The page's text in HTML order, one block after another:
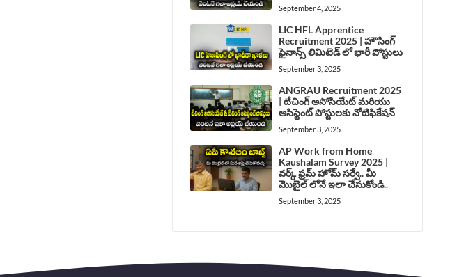
September 4, 2025
LIC HFL Apprentice
Recruitment 2025 | హౌసింగ్
ఫైనాన్స్ లిమిటెడ్ లో భారీ పోస్టులు
September 3, 2025
ANGRAU Recruitment 2025
| టీచింగ్ అసోసియేట్ మరియు
అసిస్టెంట్ పోస్టులకు నోటిఫికేషన్
September 3, 2025
AP Work from Home
Kaushalam Survey 2025 |
వర్క్ ఫ్రమ్ హోమ్ సర్వే.. మీ
మొబైల్ లోనే ఇలా చేసుకోండి..
September 3, 2025